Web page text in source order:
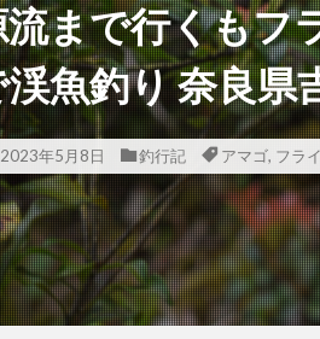
流まで行くもフ
魚釣り 奈良県
2023年5月8日 釣行記 アマゴ, フライ